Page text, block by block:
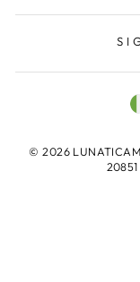
© 2026